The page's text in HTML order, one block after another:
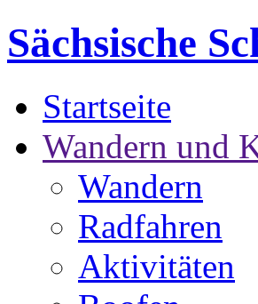
Sächsische
Startseite
Wandern und
Wandern
Radfahren
Aktivitäten